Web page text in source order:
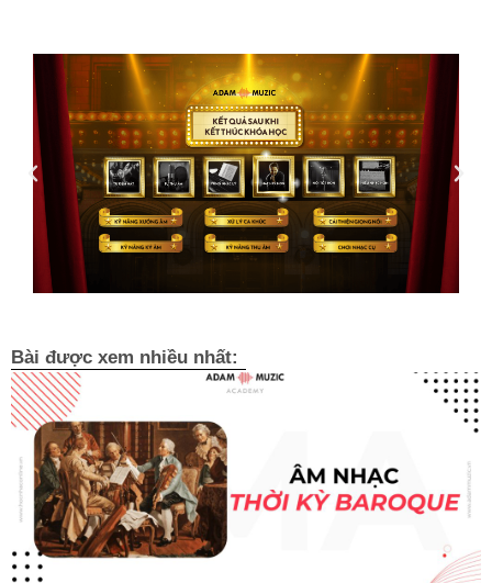
Bài được xem nhiều nhất: